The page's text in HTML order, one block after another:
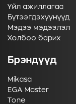
Үйл ажиллагаа
Бүтээгдэхүүнүүд
Мэдээ мэдээлэл
Холбоо барих
Брэндүүд
Mikasa
EGA Master
Tone